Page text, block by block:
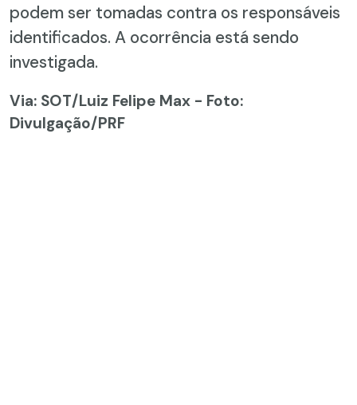
podem ser tomadas contra os responsáveis
identificados. A ocorrência está sendo
investigada.
Via: SOT/Luiz Felipe Max - Foto:
Divulgação/PRF